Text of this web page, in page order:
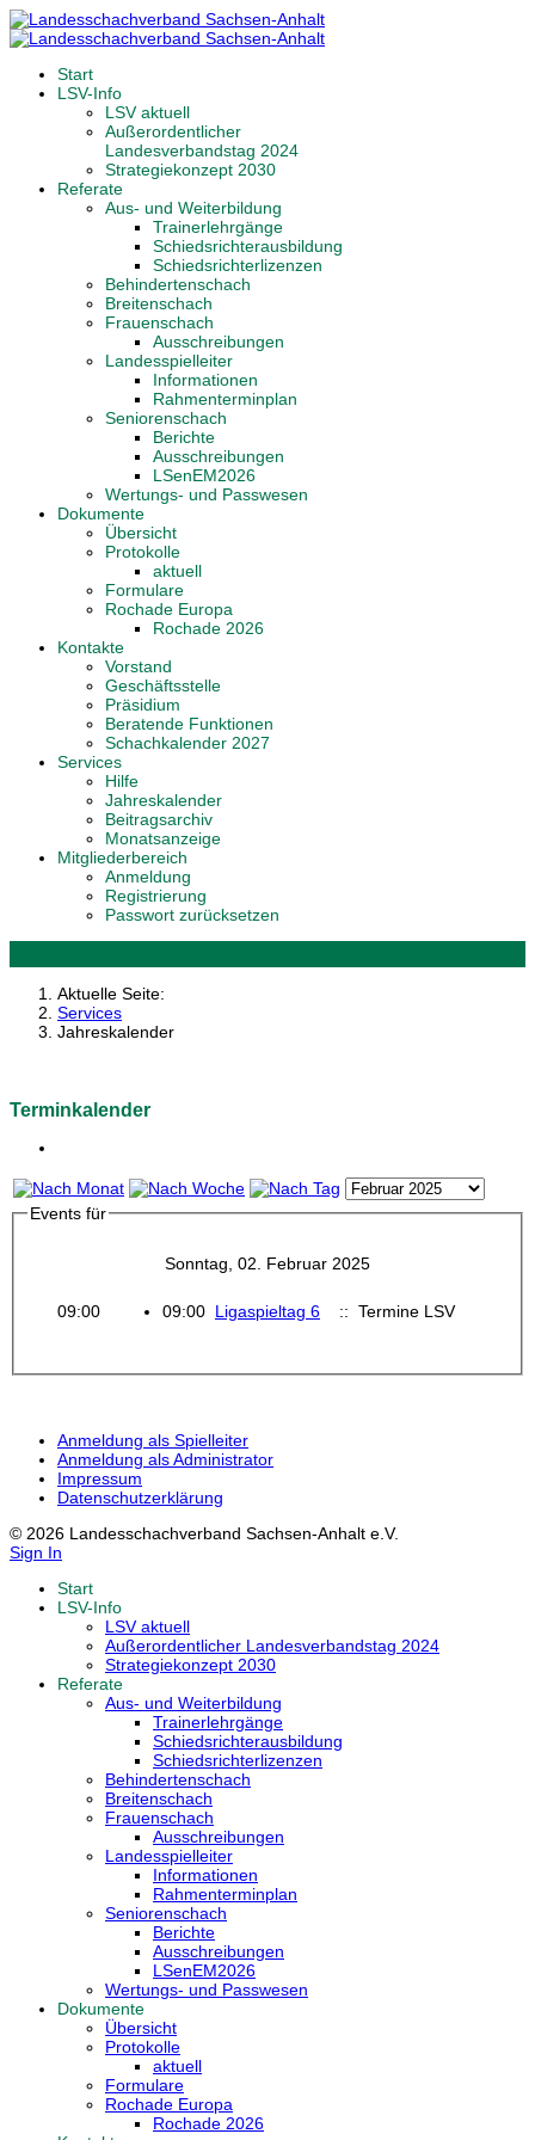
Start
LSV-Info
LSV aktuell
Außerordentlicher
Landesverbandstag 2024
Strategiekonzept 2030
Referate
Aus- und Weiterbildung
Trainerlehrgänge
Schiedsrichterausbildung
Schiedsrichterlizenzen
Behindertenschach
Breitenschach
Frauenschach
Ausschreibungen
Landesspielleiter
Informationen
Rahmenterminplan
Seniorenschach
Berichte
Ausschreibungen
LSenEM2026
Wertungs- und Passwesen
Dokumente
Übersicht
Protokolle
aktuell
Formulare
Rochade Europa
Rochade 2026
Kontakte
Vorstand
Geschäftsstelle
Präsidium
Beratende Funktionen
Schachkalender 2027
Services
Hilfe
Jahreskalender
Beitragsarchiv
Monatsanzeige
Mitgliederbereich
Anmeldung
Registrierung
Passwort zurücksetzen
Aktuelle Seite:
Services
Jahreskalender
Terminkalender
Events für
Sonntag, 02. Februar 2025
09:00 09:00 Ligaspieltag 6 :: Termine LSV
Anmeldung als Spielleiter
Anmeldung als Administrator
Impressum
Datenschutzerklärung
© 2026 Landesschachverband Sachsen-Anhalt e.V.
Sign In
Start
LSV-Info
LSV aktuell
Außerordentlicher Landesverbandstag 2024
Strategiekonzept 2030
Referate
Aus- und Weiterbildung
Trainerlehrgänge
Schiedsrichterausbildung
Schiedsrichterlizenzen
Behindertenschach
Breitenschach
Frauenschach
Ausschreibungen
Landesspielleiter
Informationen
Rahmenterminplan
Seniorenschach
Berichte
Ausschreibungen
LSenEM2026
Wertungs- und Passwesen
Dokumente
Übersicht
Protokolle
aktuell
Formulare
Rochade Europa
Rochade 2026